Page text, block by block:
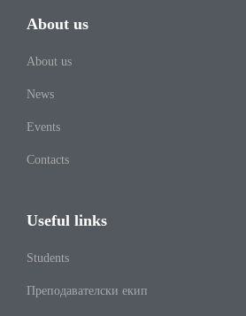
About us
About us
News
Events
Contacts
Useful links
Students
Преподавателски екип